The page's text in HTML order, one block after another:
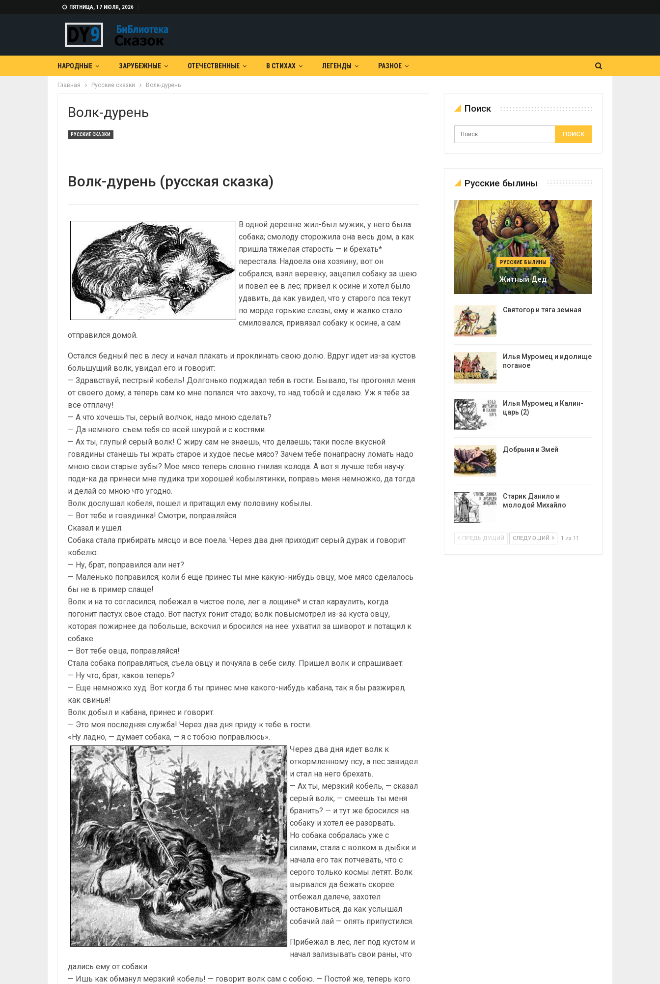
ПЯТНИЦА, 17 ИЮЛЯ, 2026
НАРОДНЫЕ ЗАРУБЕЖНЫЕ ОТЕЧЕСТВЕННЫЕ В СТИХАХ ЛЕГЕНДЫ РАЗНОЕ
Главная Русские сказки Волк-дурень
Волк-дурень
РУССКИЕ СКАЗКИ
Волк-дурень (русская сказка)
В одной деревне жил-был мужик, у него была
собака; смолоду сторожила она весь дом, а как
пришла тяжелая старость — и брехать*
перестала. Надоела она хозяину; вот он
собрался, взял веревку, зацепил собаку за шею
и повел ее в лес; привел к осине и хотел было
удавить, да как увидел, что у старого пса текут
по морде горькие слезы, ему и жалко стало:
смиловался, привязал собаку к осине, а сам
отправился домой.
Остался бедный пес в лесу и начал плакать и проклинать свою долю. Вдруг идет из-за кустов
большущий волк, увидал его и говорит:
— Здравствуй, пестрый кобель! Долгонько поджидал тебя в гости. Бывало, ты прогонял меня
от своего дому; а теперь сам ко мне попался: что захочу, то над тобой и сделаю. Уж я тебе за
все отплачу!
— А что хочешь ты, серый волчок, надо мною сделать?
— Да немного: съем тебя со всей шкурой и с костями.
— Ах ты, глупый серый волк! С жиру сам не знаешь, что делаешь; таки после вкусной
говядины станешь ты жрать старое и худое песье мясо? Зачем тебе понапрасну ломать надо
мною свои старые зубы? Мое мясо теперь словно гнилая колода. А вот я лучше тебя научу:
поди-ка да принеси мне пудика три хорошей кобылятинки, поправь меня немножко, да тогда
и делай со мною что угодно.
Волк дослушал кобеля, пошел и притащил ему половину кобылы.
— Вот тебе и говядинка! Смотри, поправляйся.
Сказал и ушел.
Собака стала прибирать мясцо и все поела. Через два дня приходит серый дурак и говорит
кобелю:
— Ну, брат, поправился али нет?
— Маленько поправился; коли б еще принес ты мне какую-нибудь овцу, мое мясо сделалось
бы не в пример слаще!
Волк и на то согласился, побежал в чистое поле, лег в лощине* и стал караулить, когда
погонит пастух свое стадо. Вот пастух гонит стадо; волк повысмотрел из-за куста овцу,
которая пожирнее да побольше, вскочил и бросился на нее: ухватил за шиворот и потащил к
собаке.
— Вот тебе овца, поправляйся!
Стала собака поправляться, съела овцу и почуяла в себе силу. Пришел волк и спрашивает:
— Ну что, брат, каков теперь?
— Еще немножко худ. Вот когда б ты принес мне какого-нибудь кабана, так я бы разжирел,
как свинья!
Волк добыл и кабана, принес и говорит:
— Это моя последняя служба! Через два дня приду к тебе в гости.
«Ну ладно, — думает собака, — я с тобою поправлюсь».
Через два дня идет волк к
откормленному псу, а пес завидел
и стал на него брехать.
— Ах ты, мерзкий кобель, — сказал
серый волк, — смеешь ты меня
бранить? — и тут же бросился на
собаку и хотел ее разорвать.
Но собака собралась уже с
силами, стала с волком в дыбки и
начала его так потчевать, что с
серого только космы летят. Волк
вырвался да бежать скорее:
отбежал далече, захотел
остановиться, да как услышал
собачий лай — опять припустился.
Прибежал в лес, лег под кустом и
начал зализывать свои раны, что
дались ему от собаки.
— Ишь как обманул мерзкий кобель! — говорит волк сам с собою. — Постой же, теперь кого
Поиск
Русские былины
РУССКИЕ БЫЛИНЫ
Житный Дед
Святогор и тяга земная
Илья Муромец и идолище
поганое
Илья Муромец и Калин-
царь (2)
Добрыня и Змей
Старик Данило и
молодой Михайло
ПРЕДЫДУЩИЙ СЛЕДУЮЩИЙ 1 из 11